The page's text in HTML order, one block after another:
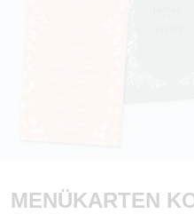
MENÜKARTEN